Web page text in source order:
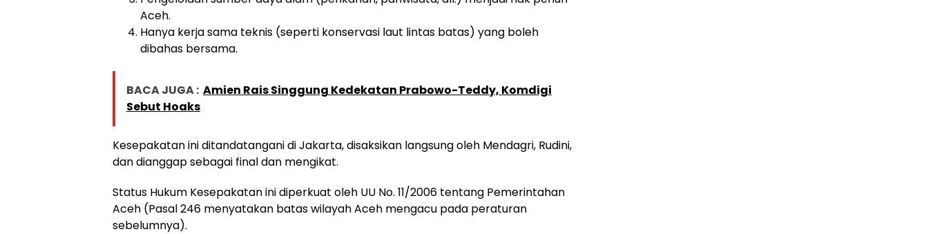
Aceh.
Hanya kerja sama teknis (seperti konservasi laut lintas batas) yang boleh
dibahas bersama.
BACA JUGA : Amien Rais Singgung Kedekatan Prabowo-Teddy, Komdigi
Sebut Hoaks
Kesepakatan ini ditandatangani di Jakarta, disaksikan langsung oleh Mendagri, Rudini,
dan dianggap sebagai final dan mengikat.
Status Hukum Kesepakatan ini diperkuat oleh UU No. 11/2006 tentang Pemerintahan
Aceh (Pasal 246 menyatakan batas wilayah Aceh mengacu pada peraturan
sebelumnya).